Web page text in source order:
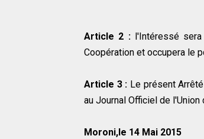
Article 2 : l'Intéressé
Coopération et occupera le
Article 3 : Le présent
au Journal Officiel de
Moroni,le 14 Mai 2015